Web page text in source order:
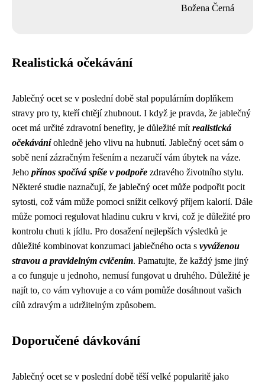
Božena Černá
Realistická očekávání
Jablečný ocet se v poslední době stal populárním doplňkem
stravy pro ty, kteří chtějí zhubnout. I když je pravda, že jablečný
ocet má určité zdravotní benefity, je důležité mít realistická
očekáváníohledně jeho vlivu na hubnutí. Jablečný ocet sám o
sobě není zázračným řešením a nezaručí vám úbytek na váze.
Jeho přínos spočívá spíše v podpoře zdravého životního stylu.
Některé studie naznačují, že jablečný ocet může podpořit pocit
sytosti, což vám může pomoci snížit celkový příjem kalorií. Dále
může pomoci regulovat hladinu cukru v krvi, což je důležité pro
kontrolu chuti k jídlu. Pro dosažení nejlepších výsledků je
důležité kombinovat konzumaci jablečného octa s vyváženou
stravou a pravidelným cvičením. Pamatujte, že každý jsme jiný
a co funguje u jednoho, nemusí fungovat u druhého. Důležité je
najít to, co vám vyhovuje a co vám pomůže dosáhnout vašich
cílů zdravým a udržitelným způsobem.
Doporučené dávkování
Jablečný ocet se v poslední době těší velké popularitě jako